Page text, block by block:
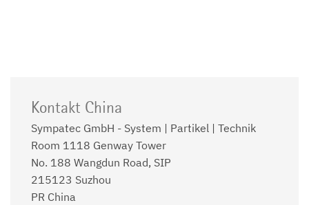
Kontakt China
Sympatec GmbH - System | Partikel | Technik
Room 1118 Genway Tower
No. 188 Wangdun Road, SIP
215123 Suzhou
PR China